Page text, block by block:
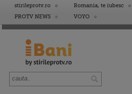
stirileprotv.ro Romania, te iubesc
PROTV NEWS
VOYO